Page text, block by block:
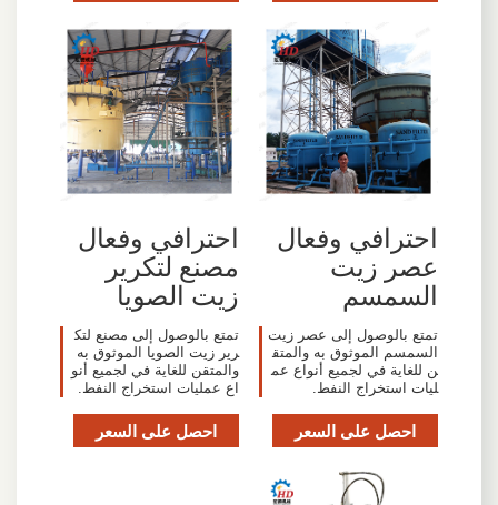
احترافي وفعال
عصر زيت
السمسم
تمتع بالوصول إلى عصر زيت
السمسم الموثوق به والمتق
ن للغاية في لجميع أنواع عم
ليات استخراج النفط.
احصل على السعر
احترافي وفعال
مصنع لتكرير
زيت الصويا
تمتع بالوصول إلى مصنع لتك
رير زيت الصويا الموثوق به
والمتقن للغاية في لجميع أنو
اع عمليات استخراج النفط.
احصل على السعر